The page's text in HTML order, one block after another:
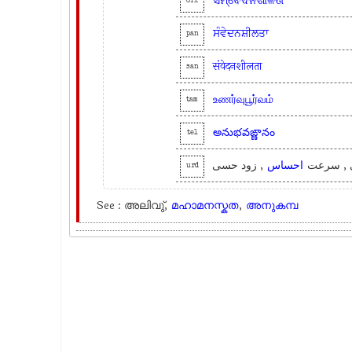
pan ਸੰਵੇਦਨਸ਼ੀਲਤਾ
san संवेदनशीलता
tam உணர்வுபூர்வம்
tel అనుభవఙ్ణానం
urd , سرعت احساس , زود حسی
See : അലിവു്‌, മഹാമനസ്കത, അനുകമ്പ